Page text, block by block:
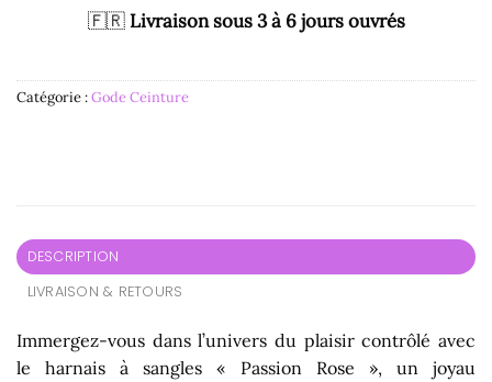
🇫🇷 Livraison sous 3 à 6 jours ouvrés
Catégorie :Gode Ceinture
DESCRIPTION
LIVRAISON & RETOURS
Immergez-vous dans l’univers du plaisir contrôlé avec
le harnais à sangles « Passion Rose », un joyau